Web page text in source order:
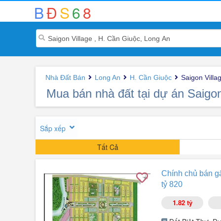
BĐS68
Nhà Đất Bán Long An H. Cần Giuộc Saigon
Mua bán nhà đất tại dự án
Sắp xếp
Tất Cả
Chính chủ bán
tỷ 820
1.82 tỷ